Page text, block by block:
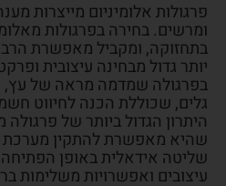
פרגולות אלומיניום מייצרות
ומרשים. בחירה בפרגולות
בתחזוקה, ומקביל מאפשרת
יותר גדול מבחינה עיצובית
בפרגולה שמדמה מראה של
גלים, שכוללת הכנה לחיווט
היתרון הגדול ביותר של פרגולה
שהיא מאפשרת להתקין מערכת
שליטה אידאלית באופן
עיצובים ואפשרויות משלימות